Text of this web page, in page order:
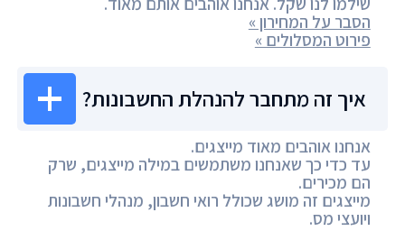
הסבר על המחירון »
פירוט המסלולים »
איך זה מתחבר להנהלת החשבונות?
אנחנו אוהבים מאוד מייצגים.
עד כדי כך שאנחנו משתמשים במילה מייצגים, שרק
הם מכירים.
מייצגים זה מושג שכולל רואי חשבון, מנהלי חשבונות
ויועצי מס.